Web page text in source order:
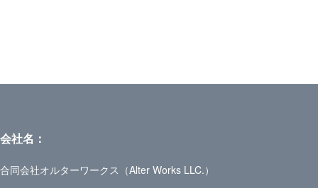
会社名：
合同会社オルターワークス（Alter Works LLC.）